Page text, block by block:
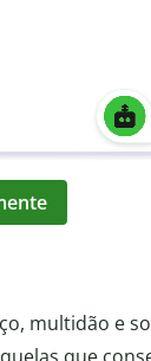
multidão e